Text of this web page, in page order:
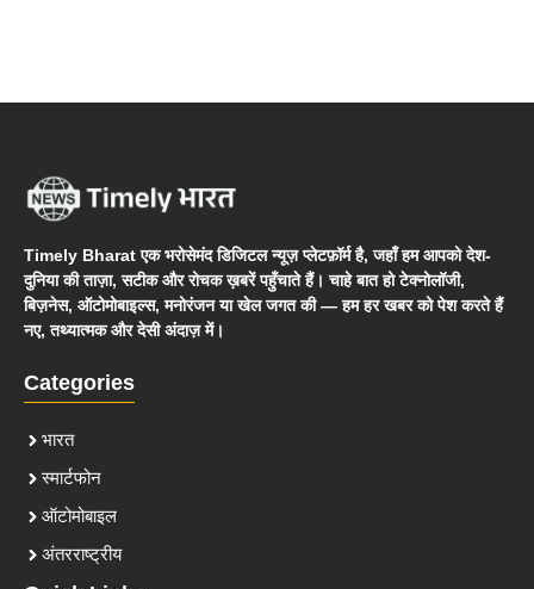
Timely Bharat एक भरोसेमंद डिजिटल न्यूज़ प्लेटफ़ॉर्म है, जहाँ हम आपको देश-
दुनिया की ताज़ा, सटीक और रोचक ख़बरें पहुँचाते हैं। चाहे बात हो टेक्नोलॉजी,
बिज़नेस, ऑटोमोबाइल्स, मनोरंजन या खेल जगत की — हम हर खबर को पेश करते हैं
नए, तथ्यात्मक और देसी अंदाज़ में।
Categories
भारत
स्मार्टफोन
ऑटोमोबाइल
अंतरराष्ट्रीय